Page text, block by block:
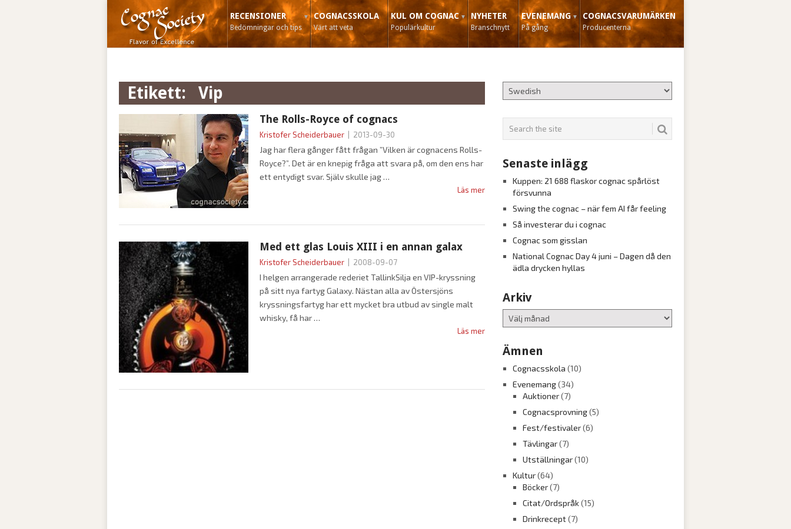
RECENSIONER
Bedömningar och tips
COGNACSSKOLA
Värt att veta
KUL OM COGNAC
Populärkultur
NYHETER
Branschnytt
EVENEMANG
På gång
COGNACSVARUMÄRKEN
Producenterna
Etikett: vip
The Rolls-Royce of cognacs
Kristofer Scheiderbauer 2013-09-30
Jag har flera gånger fått frågan ”Vilken är cognacens Rolls-
Royce?”. Det är en knepig fråga att svara på, om den ens har
ett entydigt svar. Själv skulle jag
Läs mer
Med ett glas Louis XIII i en annan galax
Kristofer Scheiderbauer 2008-09-07
I helgen arrangerade rederiet TallinkSilja en VIP-kryssning
på sitt nya fartyg Galaxy. Nästan alla av Östersjöns
kryssningsfartyg har ett mycket bra utbud av single malt
whisky, få har
Läs mer
Senaste inlägg
Kuppen: 21 688 flaskor cognac spårlöst
försvunna
Swing the cognac – när fem AI får feeling
Så investerar du i cognac
Cognac som gisslan
National Cognac Day 4 juni – Dagen då den
ädla drycken hyllas
Arkiv
Arkiv
Ämnen
Cognacsskola (10)
Evenemang(34)
Auktioner(7)
Cognacsprovning(5)
Fest/festivaler(6)
Tävlingar(7)
Utställningar(10)
Kultur(64)
Böcker(7)
Citat/Ordspråk(15)
Drinkrecept(7)